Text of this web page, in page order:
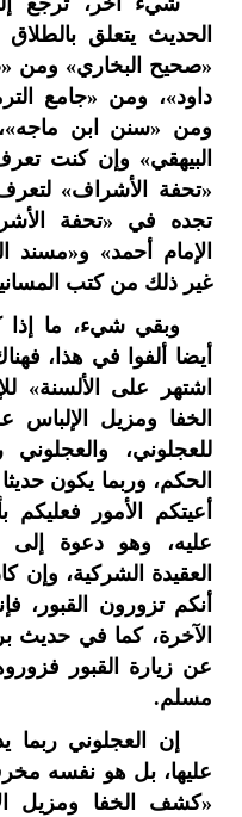
الحديث يتعلق
«صحيح البخاري»
داود»، ومن «جامع
ومن «سنن ابن
البيهقي» وإن كنت
«تحفة الأشراف»
تجده في «تحفة
الإمام أحمد» و«مسند
غير ذلك من كتب
وبقي شيء، ما إذا
أيضا ألفوا في هذا،
اشتهر على الألسنة»
الخفا ومزيل
للعجلوني،
الحكم، وربما يكون
أعيتكم الأمور فعليكم
عليه، وهو دعوة إلى
العقيدة الشركية،
أنكم تزورون القبور،
الآخرة، كما في حديث
عن زيارة القبور
مسلم.
إن العجلوني ربما
عليها، بل هو نفسه
«كشف الخفا ومزيل